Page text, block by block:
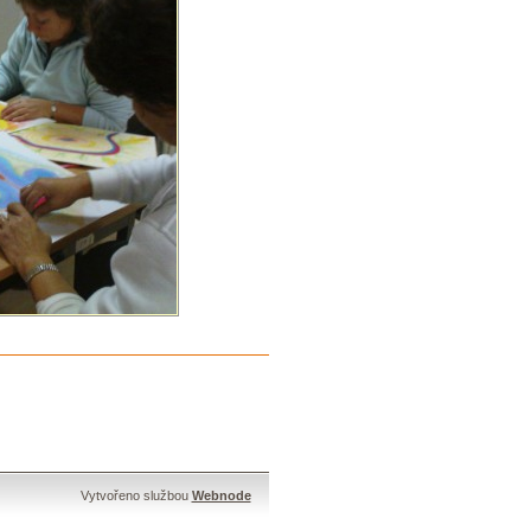
Vytvořeno službou Webnode